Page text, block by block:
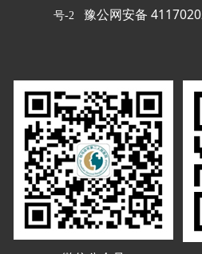
号-2 豫公网安备